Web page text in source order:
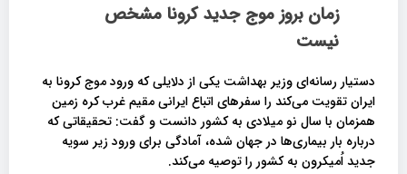
زمان بروز موج جدید کرونا مشخص
نیست
دستیار رسانه‌ای وزیر بهداشت یکی از دلایلی که ورود موج کرونا به
ایران تقویت می‌کند را سفرهای اتباع ایرانی مقیم غرب کره زمین
همزمان با سال نو میلادی به کشور دانست و گفت: تحقیقاتی که
درباره بار بیماری‌ها در جهان شده، آمادگی برای ورود زیر سویه
جدید اُمیکرون به کشور را توصیه می‌کند.